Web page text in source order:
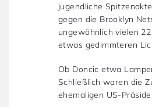
jugendliche
gegen die Brooklyn
ungewöhnlich vielen
etwas gedimmteren
Ob Doncic etwa
Schließlich waren die
ehemaligen US-